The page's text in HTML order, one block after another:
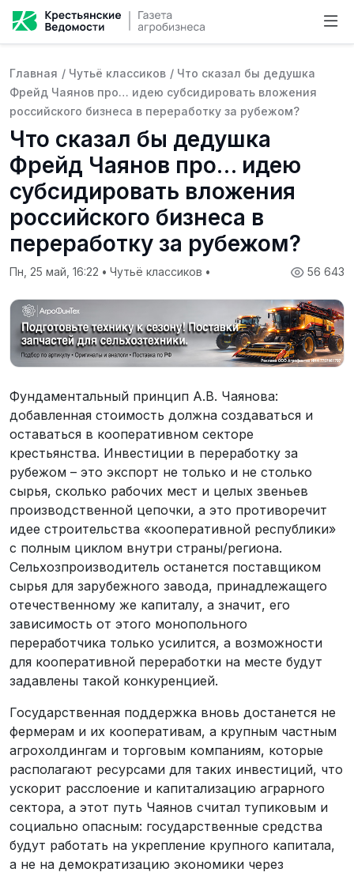
Главная / Чутьё классиков / Что сказал бы дедушка
Фрейд Чаянов про… идею субсидировать вложения
российского бизнеса в переработку за рубежом?
Что сказал бы дедушка
Фрейд Чаянов про… идею
субсидировать вложения
российского бизнеса в
переработку за рубежом?
56 643
Пн, 25 май, 16:22 • Чутьё классиков •
Фундаментальный принцип А.В. Чаянова:
добавленная стоимость должна создаваться и
оставаться в кооперативном секторе
крестьянства. Инвестиции в переработку за
рубежом – это экспорт не только и не столько
сырья, сколько рабочих мест и целых звеньев
производственной цепочки, а это противоречит
идее строительства «кооперативной республики»
с полным циклом внутри страны/региона.
Сельхозпроизводитель останется поставщиком
сырья для зарубежного завода, принадлежащего
отечественному же капиталу, а значит, его
зависимость от этого монопольного
переработчика только усилится, а возможности
для кооперативной переработки на месте будут
задавлены такой конкуренцией.
Государственная поддержка вновь достанется не
фермерам и их кооперативам, а крупным частным
агрохолдингам и торговым компаниям, которые
располагают ресурсами для таких инвестиций, что
ускорит расслоение и капитализацию аграрного
сектора, а этот путь Чаянов считал тупиковым и
социально опасным: государственные средства
будут работать на укрепление крупного капитала,
а не на демократизацию экономики через